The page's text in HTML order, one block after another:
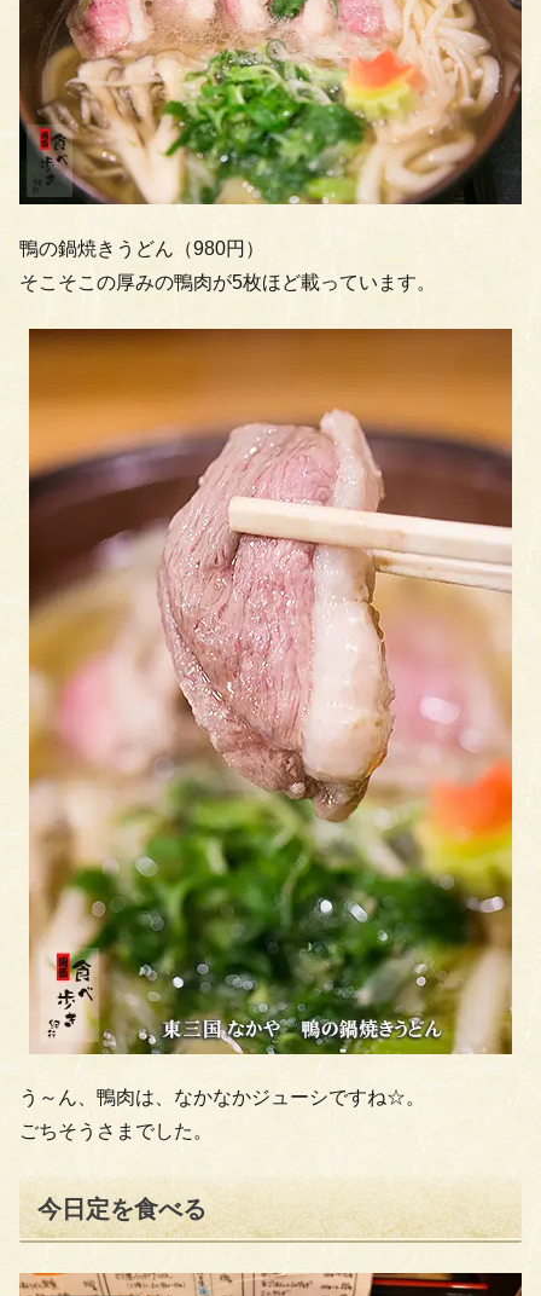
鴨の鍋焼きうどん（980円）
そこそこの厚みの鴨肉が5枚ほど載っています。
う～ん、鴨肉は、なかなかジューシですね☆。
ごちそうさまでした。
今日定を食べる